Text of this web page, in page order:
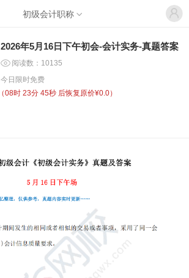
初级会计职称
2026年5月16日下午初会-会计实务-真题答案
阅读数：10135
今日限时免费
（08时 23分 45秒 后恢复原价¥0.0）